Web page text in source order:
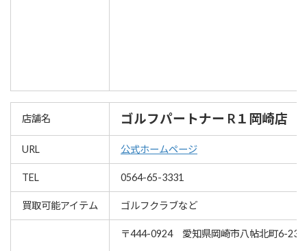
店舗名 ゴルフパートナー R１岡崎店
URL 公式ホームページ
TEL 0564-65-3331
買取可能アイテム ゴルフクラブなど
〒444-0924 愛知県岡崎市八帖北町6-23